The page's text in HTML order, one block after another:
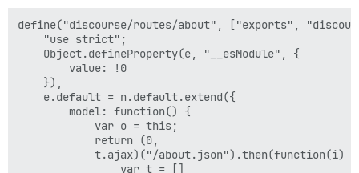
define("discourse/routes/about", ["exports",
    "use strict";
    Object.defineProperty(e, "__esModule", {
        value: !0
    }),
    e.default = n.default.extend({
        model: function() {
            var o = this;
            return (0,
            t.ajax)("/about.json").then(function(i) {
                var t = []